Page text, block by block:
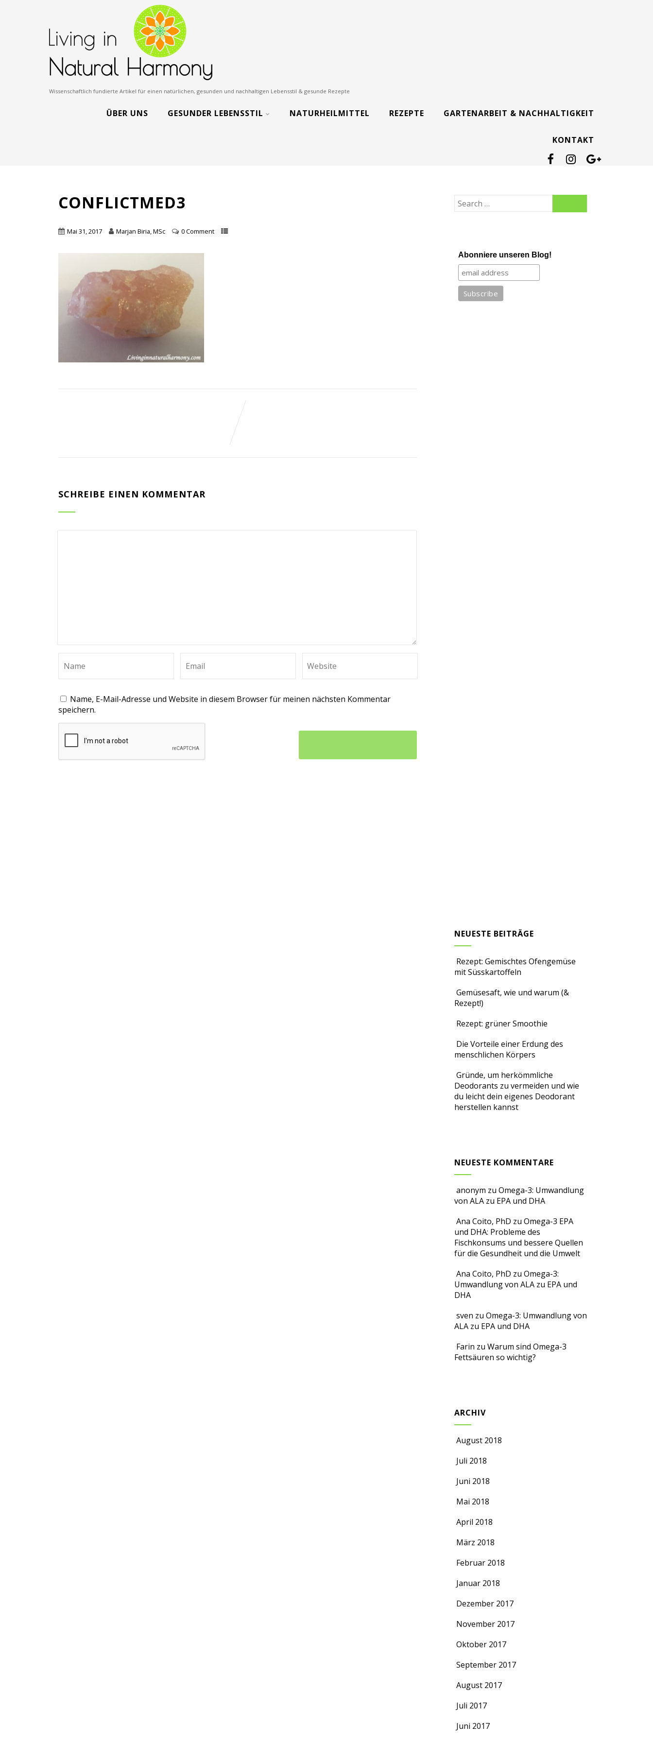
Wissenschaftlich fundierte Artikel für einen natürlichen, gesunden und nachhaltigen Lebensstil & gesunde Rezepte
ÜBER UNS GESUNDER LEBENSSTIL NATURHEILMITTEL REZEPTE GARTENARBEIT & NACHHALTIGKEIT
KONTAKT
CONFLICTMED3
Mai 31, 2017 Marjan Biria, MSc 0 Comment
SCHREIBE EINEN KOMMENTAR
Name, E-Mail-Adresse und Website in diesem Browser für meinen nächsten Kommentar
speichern.
Abonniere unseren Blog!
NEUESTE BEITRÄGE
Rezept: Gemischtes Ofengemüse
mit Süsskartoffeln
Gemüsesaft, wie und warum (&
Rezept!)
Rezept: grüner Smoothie
Die Vorteile einer Erdung des
menschlichen Körpers
Gründe, um herkömmliche
Deodorants zu vermeiden und wie
du leicht dein eigenes Deodorant
herstellen kannst
NEUESTE KOMMENTARE
anonym zu Omega-3: Umwandlung
von ALA zu EPA und DHA
Ana Coito, PhD zu Omega-3 EPA
und DHA: Probleme des
Fischkonsums und bessere Quellen
für die Gesundheit und die Umwelt
Ana Coito, PhD zu Omega-3:
Umwandlung von ALA zu EPA und
DHA
sven zu Omega-3: Umwandlung von
ALA zu EPA und DHA
Farin zu Warum sind Omega-3
Fettsäuren so wichtig?
ARCHIV
August 2018
Juli 2018
Juni 2018
Mai 2018
April 2018
März 2018
Februar 2018
Januar 2018
Dezember 2017
November 2017
Oktober 2017
September 2017
August 2017
Juli 2017
Juni 2017